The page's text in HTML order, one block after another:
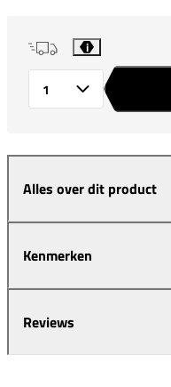
i
Alles over dit product
Kenmerken
Reviews